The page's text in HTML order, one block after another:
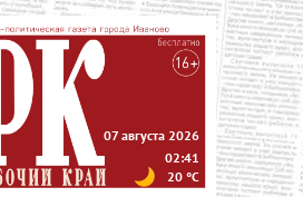
07 августа 2026
02:41
20 °C